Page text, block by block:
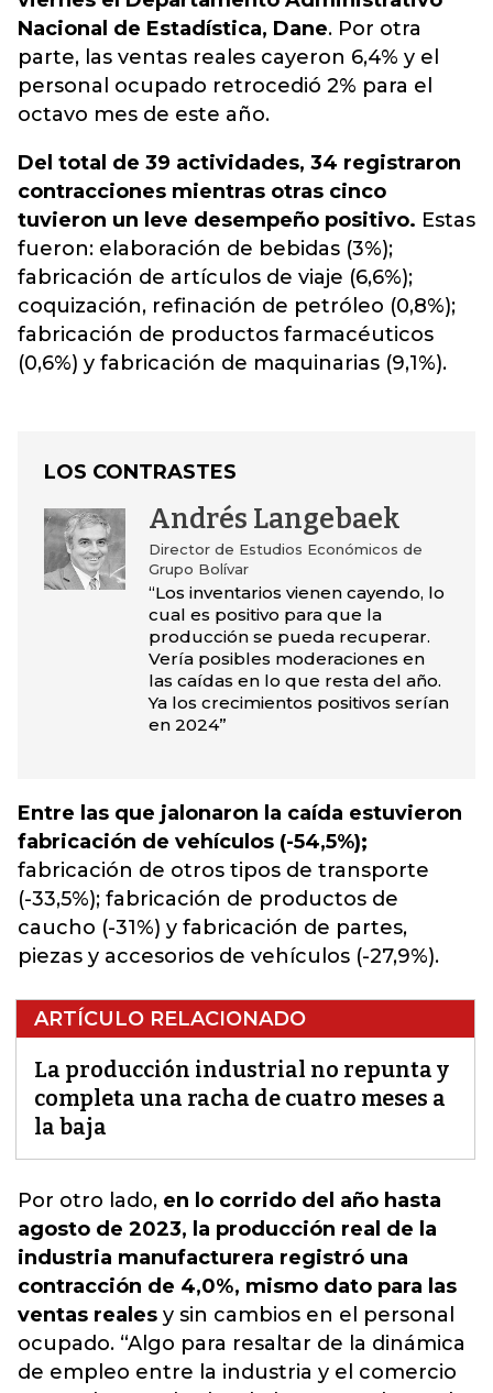
Nacional de Estadística, Dane. Por otra
parte, las ventas reales cayeron 6,4% y el
personal ocupado retrocedió 2% para el
octavo mes de este año.
Del total de 39 actividades, 34 registraron
contracciones mientras otras cinco
tuvieron un leve desempeño positivo. Estas
fueron: elaboración de bebidas (3%);
fabricación de artículos de viaje (6,6%);
coquización, refinación de petróleo (0,8%);
fabricación de productos farmacéuticos
(0,6%) y fabricación de maquinarias (9,1%).
LOS CONTRASTES
Andrés Langebaek
Director de Estudios Económicos de
Grupo Bolívar
“Los inventarios vienen cayendo, lo
cual es positivo para que la
producción se pueda recuperar.
Vería posibles moderaciones en
las caídas en lo que resta del año.
Ya los crecimientos positivos serían
en 2024”
Entre las que jalonaron la caída estuvieron
fabricación de vehículos (-54,5%);
fabricación de otros tipos de transporte
(-33,5%); fabricación de productos de
caucho (-31%) y fabricación de partes,
piezas y accesorios de vehículos (-27,9%).
ARTÍCULO RELACIONADO
La producción industrial no repunta y
completa una racha de cuatro meses a
la baja
Por otro lado, en lo corrido del año hasta
agosto de 2023, la producción real de la
industria manufacturera registró una
contracción de 4,0%, mismo dato para las
ventas reales y sin cambios en el personal
ocupado. “Algo para resaltar de la dinámica
de empleo entre la industria y el comercio